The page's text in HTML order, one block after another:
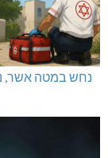
נחש במטה אשר,